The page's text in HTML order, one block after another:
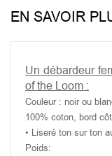
EN SAVOIR
Un débardeur
of the Loom :
Couleur : noir ou
100% coton, bord
• Liseré ton sur ton
Poids: